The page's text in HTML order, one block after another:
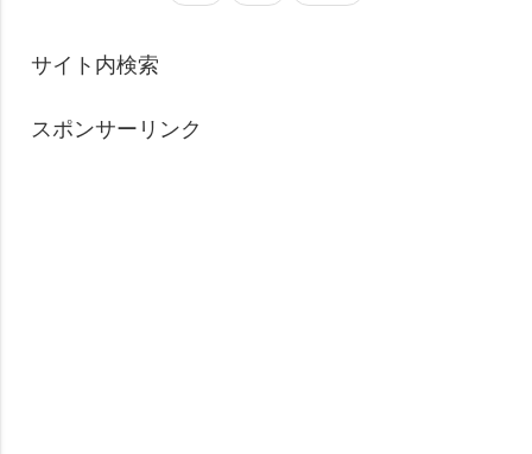
サイト内検索
スポンサーリンク